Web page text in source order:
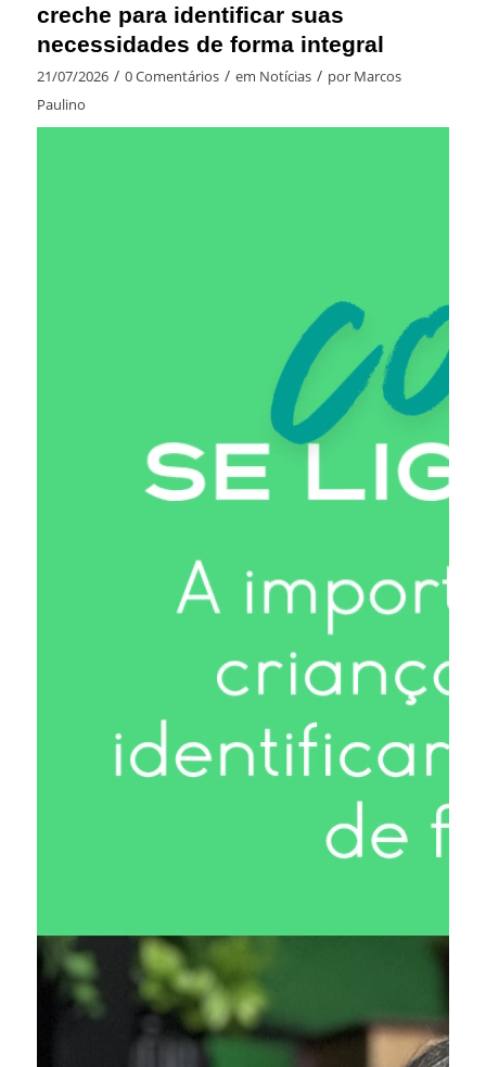
creche para identificar suas
necessidades de forma integral
21/07/2026 / 0 Comentários / em Notícias / por Marcos
Paulino